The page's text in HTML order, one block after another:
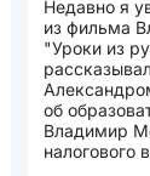
Недавно я
из фильма
"Уроки из
об
Владимир
налогового